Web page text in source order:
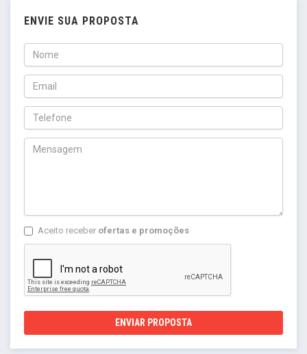
ENVIE SUA PROPOSTA
Aceito receber ofertas e promoções
ENVIAR PROPOSTA